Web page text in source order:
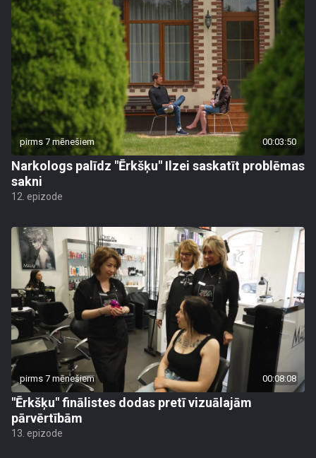
pirms 7 mēnešiem 00:03:50
Narkologs palīdz "Ērkšķu" Ilzei saskatīt problēmas
sakni
12. epizode
pirms 7 mēnešiem 00:08:08
"Ērkšķu" finālistes dodas pretī vizuālajām
pārvērtībām
13. epizode